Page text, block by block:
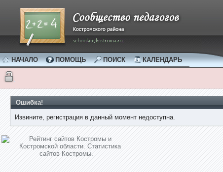
НАЧАЛО ПОМОЩЬ ПОИСК КАЛЕНДАРЬ
Ошибка!
Извините, регистрация в данный момент недоступна.